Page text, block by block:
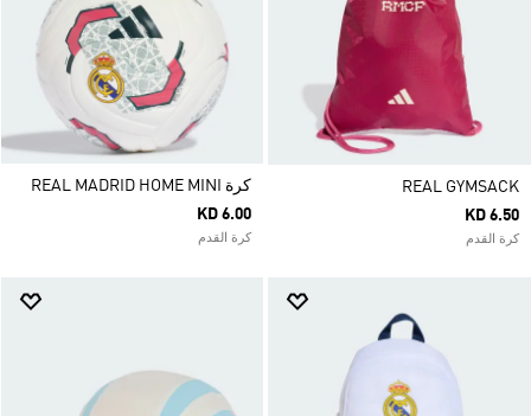
REAL GYMSACK
KD 6.50
كرة القدم
كرة REAL MADRID HOME MINI
KD 6.00
كرة القدم